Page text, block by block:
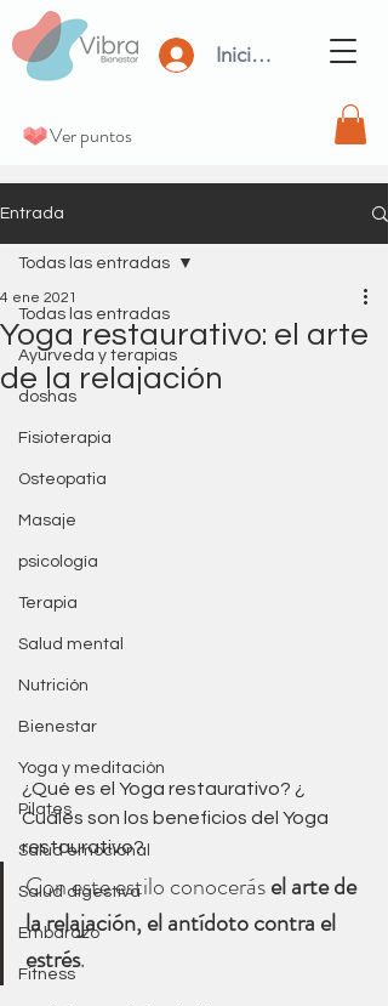
Iniciar Sesión
Ver puntos
Entrada
Todas las entradas
Ayurveda y terapias
doshas
Fisioterapia
Osteopatia
Masaje
psicología
Terapia
Salud mental
Nutrición
Bienestar
Yoga y meditación
Pilates
Salud emocional
Salud digestiva
Embarazo
Fitness
Todas las entradas
Yoga restaurativo: el arte
de la relajación
4 ene 2021
¿Qué es el Yoga restaurativo? ¿
Cuáles son los beneficios del Yoga
restaurativo?
Con este estilo conocerás el arte de
la relajación, el antídoto contra el
estrés.